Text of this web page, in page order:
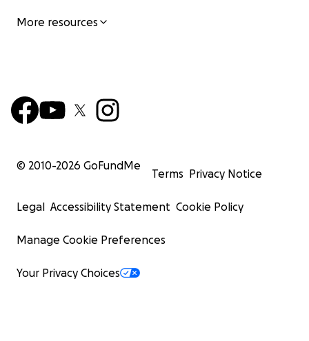
More resources
© 2010-2026 GoFundMe
Terms Privacy Notice
Legal Accessibility Statement Cookie Policy
Manage Cookie Preferences
Your Privacy Choices